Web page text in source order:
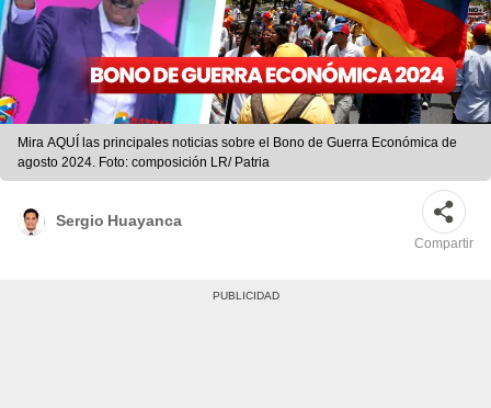
Mira AQUÍ las principales noticias sobre el Bono de Guerra Económica de
agosto 2024. Foto: composición LR/ Patria
Sergio Huayanca
Compartir